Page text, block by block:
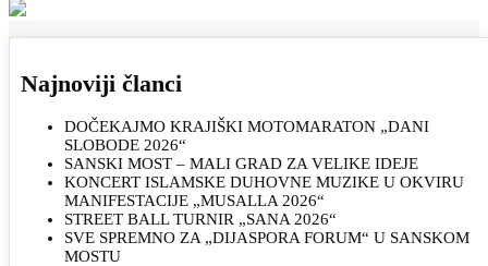
Najnoviji članci
DOČEKAJMO KRAJIŠKI MOTOMARATON „DANI
SLOBODE 2026“
SANSKI MOST – MALI GRAD ZA VELIKE IDEJE
KONCERT ISLAMSKE DUHOVNE MUZIKE U OKVIRU
MANIFESTACIJE „MUSALLA 2026“
STREET BALL TURNIR „SANA 2026“
SVE SPREMNO ZA „DIJASPORA FORUM“ U SANSKOM
MOSTU